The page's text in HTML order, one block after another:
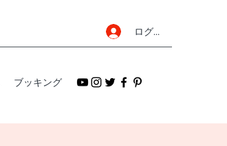
ログイン
ブッキング